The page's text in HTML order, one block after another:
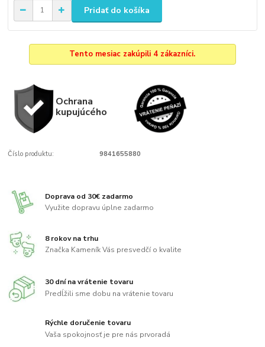
Pridať do košíka
Tento mesiac zakúpili 4 zákazníci.
Ochrana
kupujúcého
Číslo produktu: 9841655880
Doprava od 30€ zadarmo
Využite dopravu úplne zadarmo
8 rokov na trhu
Značka Kameník Vás presvedčí o kvalite
30 dní na vrátenie tovaru
Predĺžili sme dobu na vrátenie tovaru
Rýchle doručenie tovaru
Vaša spokojnosť je pre nás prvoradá